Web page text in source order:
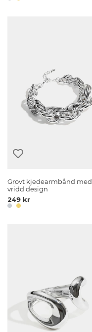
Grovt kjedearmbånd med
vridd design
249 kr